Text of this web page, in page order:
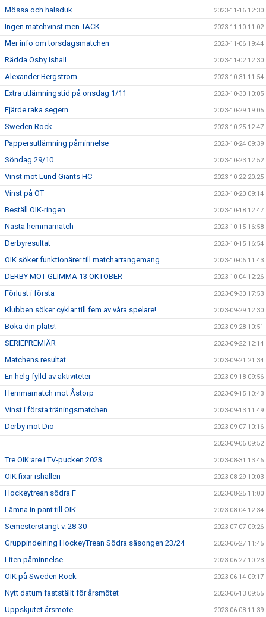
Mössa och halsduk 2023-11-16 12:30
Ingen matchvinst men TACK 2023-11-10 11:02
Mer info om torsdagsmatchen 2023-11-06 19:44
Rädda Osby Ishall 2023-11-02 12:30
Alexander Bergström 2023-10-31 11:54
Extra utlämningstid på onsdag 1/11 2023-10-30 10:05
Fjärde raka segern 2023-10-29 19:05
Sweden Rock 2023-10-25 12:47
Pappersutlämning påminnelse 2023-10-24 09:39
Söndag 29/10 2023-10-23 12:52
Vinst mot Lund Giants HC 2023-10-22 20:25
Vinst på OT 2023-10-20 09:14
Beställ OIK-ringen 2023-10-18 12:47
Nästa hemmamatch 2023-10-15 16:58
Derbyresultat 2023-10-15 16:54
OIK söker funktionärer till matcharrangemang 2023-10-06 11:43
DERBY MOT GLIMMA 13 OKTOBER 2023-10-04 12:26
Förlust i första 2023-09-30 17:53
Klubben söker cyklar till fem av våra spelare! 2023-09-29 12:30
Boka din plats! 2023-09-28 10:51
SERIEPREMIÄR 2023-09-22 12:14
Matchens resultat 2023-09-21 21:34
En helg fylld av aktiviteter 2023-09-18 09:56
Hemmamatch mot Åstorp 2023-09-15 10:43
Vinst i första träningsmatchen 2023-09-13 11:49
Derby mot Diö 2023-09-07 10:16
2023-09-06 09:52
Tre OIK:are i TV-pucken 2023 2023-08-31 13:46
OIK fixar ishallen 2023-08-29 10:03
Hockeytrean södra F 2023-08-25 11:00
Lämna in pant till OIK 2023-08-04 12:34
Semesterstängt v. 28-30 2023-07-07 09:26
Gruppindelning HockeyTrean Södra säsongen 23/24 2023-06-27 11:45
Liten påminnelse... 2023-06-27 10:23
OIK på Sweden Rock 2023-06-14 09:17
Nytt datum fastställt för årsmötet 2023-06-13 09:55
Uppskjutet årsmöte 2023-06-08 11:39